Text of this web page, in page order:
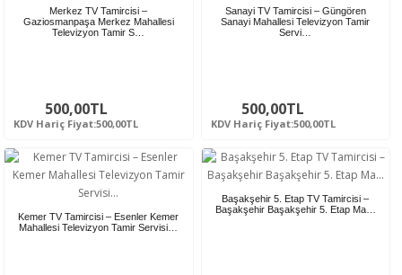
Merkez TV Tamircisi –
Gaziosmanpaşa Merkez Mahallesi
Televizyon Tamir S…
500,00TL
KDV Hariç Fiyat:500,00TL
Sanayi TV Tamircisi – Güngören
Sanayi Mahallesi Televizyon Tamir
Servi…
500,00TL
KDV Hariç Fiyat:500,00TL
Kemer TV Tamircisi – Esenler Kemer
Mahallesi Televizyon Tamir Servisi…
Başakşehir 5. Etap TV Tamircisi –
Başakşehir Başakşehir 5. Etap Ma…